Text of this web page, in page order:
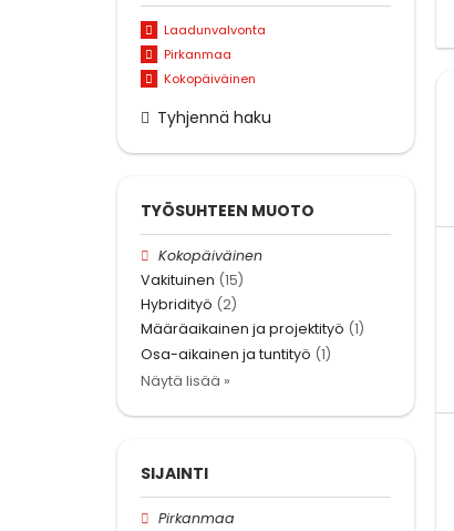
Laadunvalvonta
Pirkanmaa
Kokopäiväinen
Tyhjennä haku
TYÖSUHTEEN MUOTO
Kokopäiväinen
Vakituinen (15)
Hybridityö (2)
Määräaikainen ja projektityö (1)
Osa-aikainen ja tuntityö (1)
Näytä lisää »
SIJAINTI
Pirkanmaa